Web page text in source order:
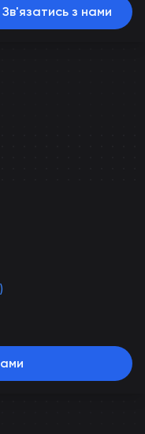
Зв'язатись з нами